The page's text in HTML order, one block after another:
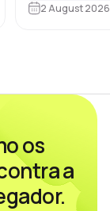
Equipes de
2 August 2026
os
a